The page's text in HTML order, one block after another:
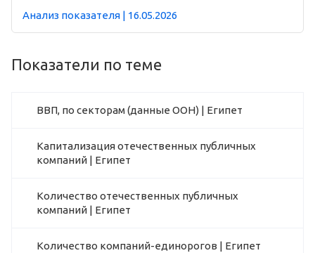
Анализ показателя | 16.05.2026
Показатели по теме
ВВП, по секторам (данные ООН) | Египет
Капитализация отечественных публичных
компаний | Египет
Количество отечественных публичных
компаний | Египет
Количество компаний-единорогов | Египет